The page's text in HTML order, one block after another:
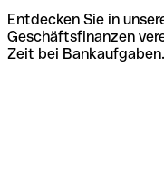
Entdecken Sie in
Geschäftsfinanzen
Zeit bei Bankaufgaben.